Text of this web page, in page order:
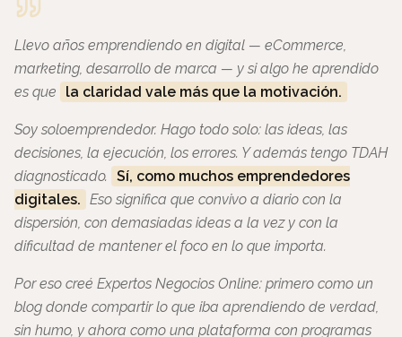
Llevo años emprendiendo en digital — eCommerce,
marketing, desarrollo de marca — y si algo he aprendido
es que
la claridad vale más que la motivación.
Soy soloemprendedor. Hago todo solo: las ideas, las
decisiones, la ejecución, los errores. Y además tengo TDAH
diagnosticado. Sí, como muchos emprendedores
digitales. Eso significa que convivo a diario con la
dispersión, con demasiadas ideas a la vez y con la
dificultad de mantener el foco en lo que importa.
Por eso creé Expertos Negocios Online: primero como un
blog donde compartir lo que iba aprendiendo de verdad,
sin humo, y ahora como una plataforma con programas